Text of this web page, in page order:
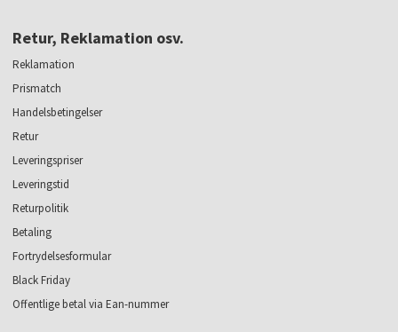
Retur, Reklamation osv.
Reklamation
Prismatch
Handelsbetingelser
Retur
Leveringspriser
Leveringstid
Returpolitik
Betaling
Fortrydelsesformular
Black Friday
Offentlige betal via Ean-nummer